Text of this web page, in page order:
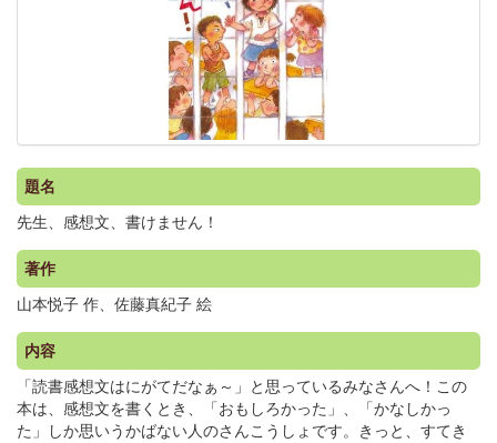
題名
先生、感想文、書けません！
著作
山本悦子 作、佐藤真紀子 絵
内容
「読書感想文はにがてだなぁ～」と思っているみなさんへ！この
本は、感想文を書くとき、「おもしろかった」、「かなしかっ
た」しか思いうかばない人のさんこうしょです。きっと、すてき